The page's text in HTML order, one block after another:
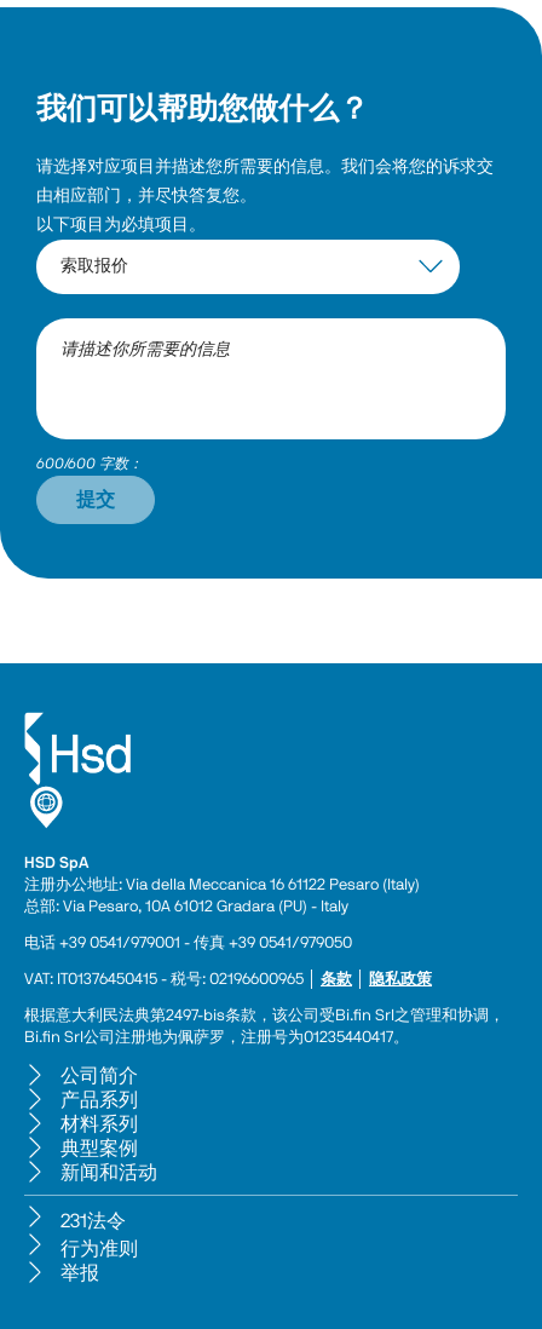
我们可以帮助您做什么？
请选择对应项目并描述您所需要的信息。我们会将您的诉求交
由相应部门，并尽快答复您。
以下项目为必填项目。
600/600 字数：
提交
HSD SpA
注册办公地址: Via della Meccanica 16 61122 Pesaro (Italy)
总部: Via Pesaro, 10A 61012 Gradara (PU) - Italy
电话 +39 0541/979001 - 传真 +39 0541/979050
VAT: IT01376450415 - 税号: 02196600965 │ 条款 隐私政策
根据意大利民法典第2497-bis条款，该公司受Bi.fin Srl之管理和协调，
Bi.fin Srl公司注册地为佩萨罗，注册号为01235440417。
公司简介
产品系列
材料系列
典型案例
新闻和活动
231法令
行为准则
举报